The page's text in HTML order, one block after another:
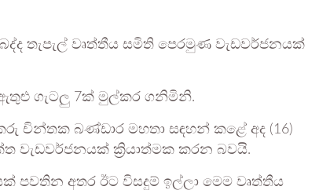
තැපැල් වෘත්තීය සමිති පෙරමුණ වැඩවර්ජනයක්
ඇතුළු ගැටලු 7ක් මුල්කර ගනිමිනි.
චින්තක බණ්ඩාර මහතා සඳහන් කළේ අද (16)
වැඩවර්ජනයක් ක්‍රියාත්මක කරන බවයි.
පවතින අතර ඊට විසදුම් ඉල්ලා මෙම වෘත්තීය